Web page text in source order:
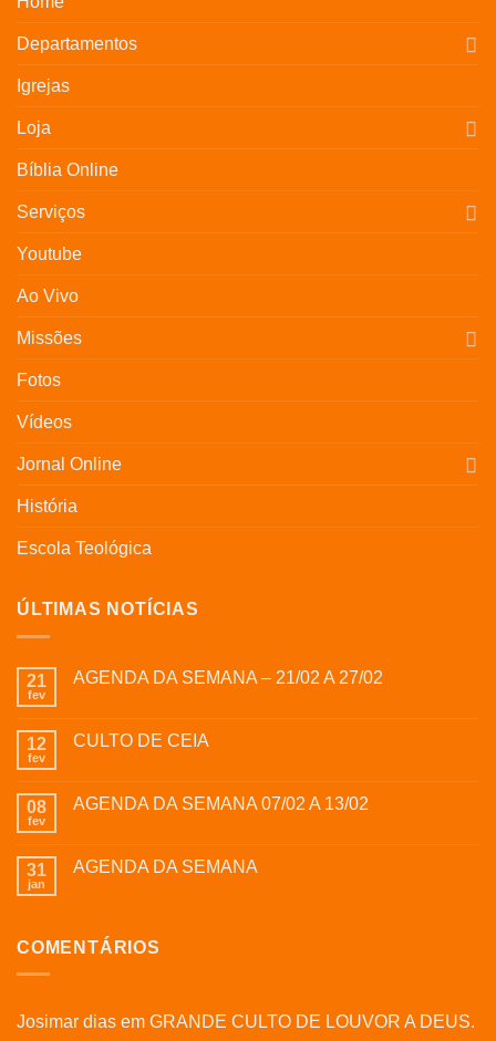
Departamentos
Igrejas
Loja
Bíblia Online
Serviços
Youtube
Ao Vivo
Missões
Fotos
Vídeos
Jornal Online
História
Escola Teológica
ÚLTIMAS NOTÍCIAS
21
fev
AGENDA DA SEMANA – 21/02 A 27/02
12
fev
CULTO DE CEIA
08
fev
AGENDA DA SEMANA 07/02 A 13/02
31
jan
AGENDA DA SEMANA
COMENTÁRIOS
Josimar dias em GRANDE CULTO DE LOUVOR A DEUS.